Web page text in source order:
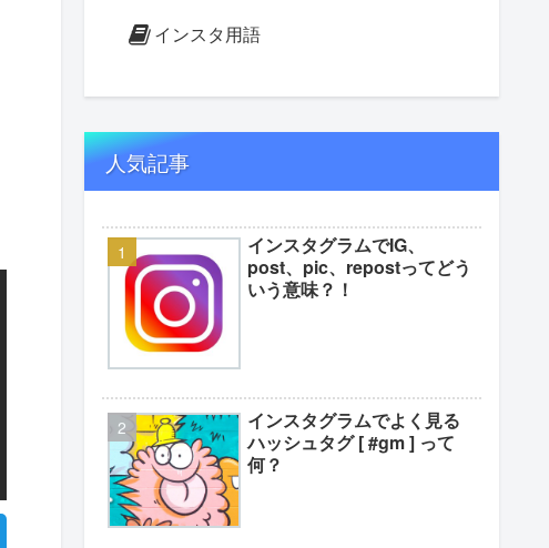
インスタ用語
人気記事
インスタグラムでIG、
post、pic、repostってどう
いう意味？！
インスタグラムでよく見る
ハッシュタグ [ #gm ] って
何？